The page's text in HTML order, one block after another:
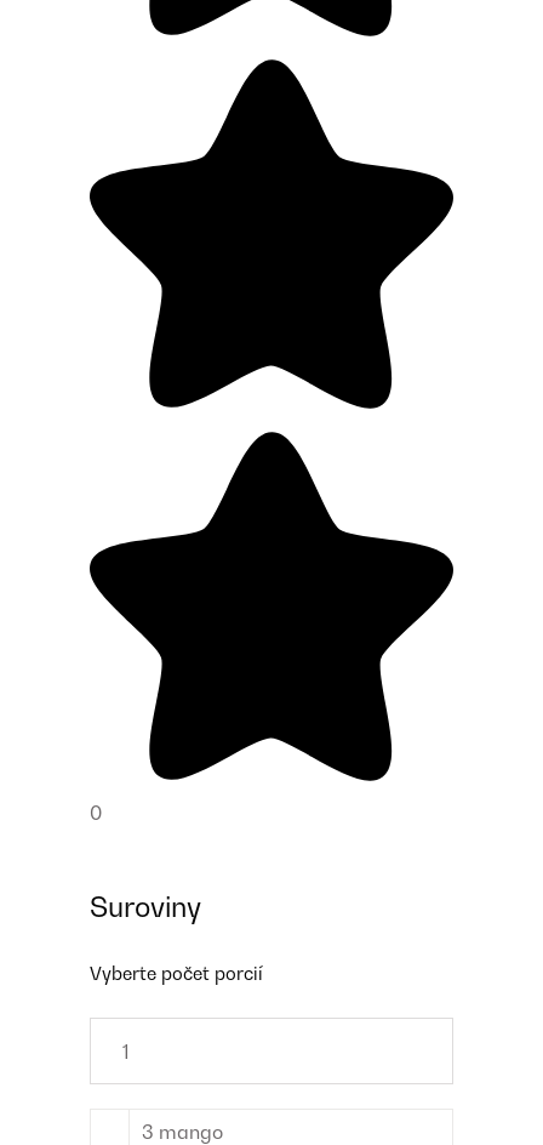
0
Suroviny
Vyberte počet porcií
3 mango